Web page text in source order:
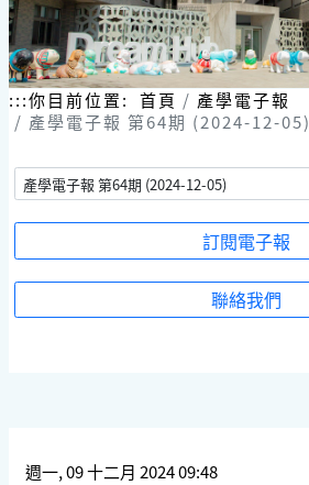
跳
到
主
要
內
塊
:::你目前位置: 首頁
產學電子報
產學電子報 第64期 (2024-12-05)
訂閱電子報
聯絡我們
週一, 09 十二月 2024 09:48